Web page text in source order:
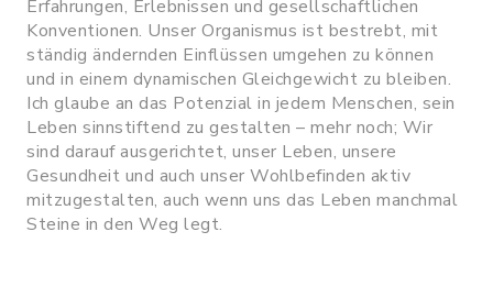
Erfahrungen, Erlebnissen und gesellschaftlichen
Konventionen. Unser Organismus ist bestrebt, mit
ständig ändernden Einflüssen umgehen zu können
und in einem dynamischen Gleichgewicht zu bleiben.
Ich glaube an das Potenzial in jedem Menschen, sein
Leben sinnstiftend zu gestalten – mehr noch; Wir
sind darauf ausgerichtet, unser Leben, unsere
Gesundheit und auch unser Wohlbefinden aktiv
mitzugestalten, auch wenn uns das Leben manchmal
Steine in den Weg legt.